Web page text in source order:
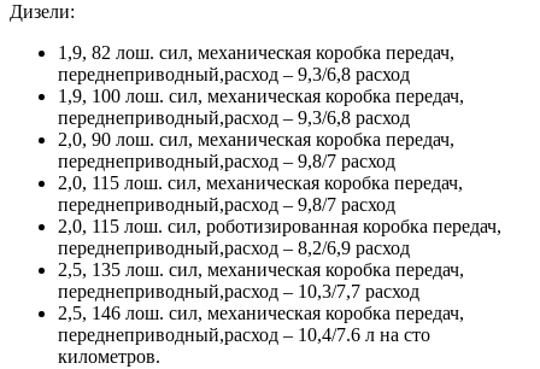
Дизели:
1,9, 82 лош. сил, механическая коробка передач,
переднеприводный,расход – 9,3/6,8 расход
1,9, 100 лош. сил, механическая коробка передач,
переднеприводный,расход – 9,3/6,8 расход
2,0, 90 лош. сил, механическая коробка передач,
переднеприводный,расход – 9,8/7 расход
2,0, 115 лош. сил, механическая коробка передач,
переднеприводный,расход – 9,8/7 расход
2,0, 115 лош. сил, роботизированная коробка передач,
переднеприводный,расход – 8,2/6,9 расход
2,5, 135 лош. сил, механическая коробка передач,
переднеприводный,расход – 10,3/7,7 расход
2,5, 146 лош. сил, механическая коробка передач,
переднеприводный,расход – 10,4/7.6 л на сто
километров.